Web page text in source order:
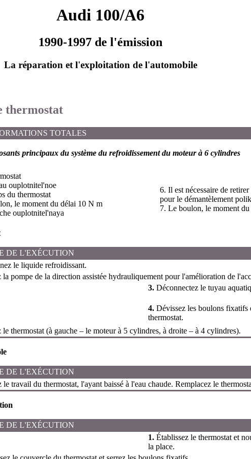
Audi 100/A6
1990-1997 de l'émission
La réparation et l'exploitation de l'automobile
thermostat
TOTALES
principaux du système du refroidissement du moteur à 6 cylindres
ouplotnitel'noe
du thermostat
le moment du délai 10 N m
ouplotnitel'naya
6. Il est nécessaire de
pour le démantèlement
7. Le boulon, le moment
DE L'EXÉCUTION
le liquide refroidissant.
la pompe de la direction assistée hydrauliquement pour l'amélioration de
3. Déconnectez le tuyau
4. Dévissez les boulons fixatifs
thermostat.
le thermostat (à gauche – le moteur à 5 cylindres, à droite – à 4 cylindres).
DE L'EXÉCUTION
le travail du thermostat, l'ayant baissé à l'eau chaude. Remplacez le
DE L'EXÉCUTION
1. Établissez le thermostat et
la place.